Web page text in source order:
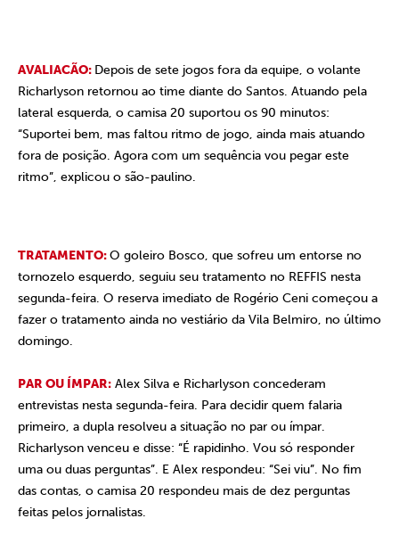
AVALIACÃO: Depois de sete jogos fora da equipe, o volante
Richarlyson retornou ao time diante do Santos. Atuando pela
lateral esquerda, o camisa 20 suportou os 90 minutos:
“Suportei bem, mas faltou ritmo de jogo, ainda mais atuando
fora de posição. Agora com um sequência vou pegar este
ritmo”, explicou o são-paulino.
TRATAMENTO:O goleiro Bosco, que sofreu um entorse no
tornozelo esquerdo, seguiu seu tratamento no REFFIS nesta
segunda-feira. O reserva imediato de Rogério Ceni começou a
fazer o tratamento ainda no vestiário da Vila Belmiro, no último
domingo.
PAR OU ÍMPAR: Alex Silva e Richarlyson concederam
entrevistas nesta segunda-feira. Para decidir quem falaria
primeiro, a dupla resolveu a situação no par ou ímpar.
Richarlyson venceu e disse: “É rapidinho. Vou só responder
uma ou duas perguntas”. E Alex respondeu: “Sei viu”. No fim
das contas, o camisa 20 respondeu mais de dez perguntas
feitas pelos jornalistas.